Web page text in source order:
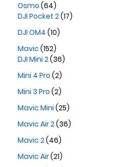
Osmo (64)
DJI Pocket 2(17)
DJI OM4 (10)
Mavic (152)
DJI Mini 2(36)
Mini 4 Pro (2)
Mini 3 Pro (2)
Mavic Mini (25)
Mavic Air 2(36)
Mavic 2(46)
Mavic Air(21)